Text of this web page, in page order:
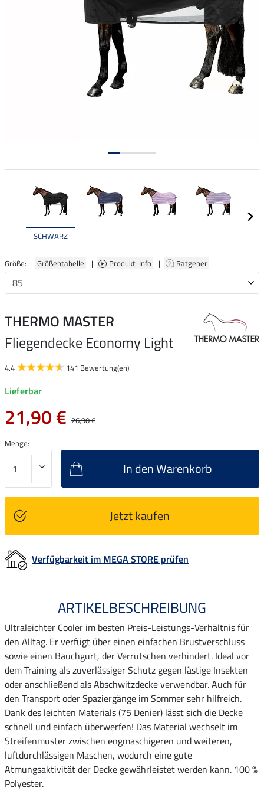
SCHWARZ
Größe: | Größentabelle | Produkt-Info | Ratgeber
THERMO MASTER
Fliegendecke Economy Light
4.4 141 Bewertung(en)
Lieferbar
21,90 € 26,90 €
Menge:
In den Warenkorb
Jetzt kaufen
Verfügbarkeit im MEGA STORE prüfen
ARTIKELBESCHREIBUNG
Ultraleichter Cooler im besten Preis-Leistungs-Verhältnis für
den Alltag. Er verfügt über einen einfachen Brustverschluss
sowie einen Bauchgurt, der Verrutschen verhindert. Ideal vor
dem Training als zuverlässiger Schutz gegen lästige Insekten
oder anschließend als Abschwitzdecke verwendbar. Auch für
den Transport oder Spaziergänge im Sommer sehr hilfreich.
Dank des leichten Materials (75 Denier) lässt sich die Decke
schnell und einfach überwerfen! Das Material wechselt im
Streifenmuster zwischen engmaschigeren und weiteren,
luftdurchlässigen Maschen, wodurch eine gute
Atmungsaktivität der Decke gewährleistet werden kann. 100 %
Polyester.